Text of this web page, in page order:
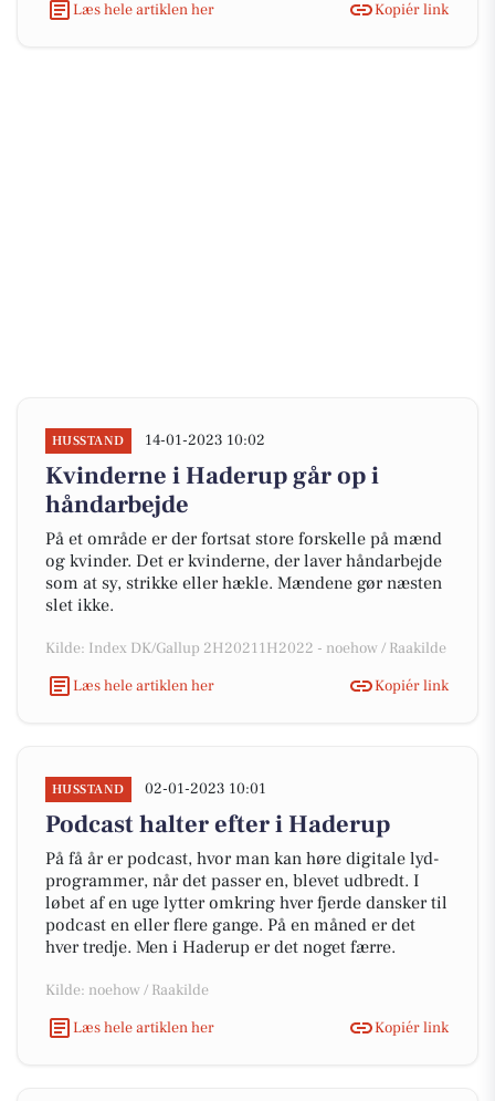
Læs hele artiklen her Kopiér link
HUSSTAND 14-01-2023 10:02
Kvinderne i Haderup går op i
håndarbejde
På et område er der fortsat store forskelle på mænd
og kvinder. Det er kvinderne, der laver håndarbejde
som at sy, strikke eller hækle. Mændene gør næsten
slet ikke.
Kilde: Index DK/Gallup 2H20211H2022 - noehow / Raakilde
Læs hele artiklen her
Kopiér link
HUSSTAND 02-01-2023 10:01
Podcast halter efter i Haderup
På få år er podcast, hvor man kan høre digitale lyd-
programmer, når det passer en, blevet udbredt. I
løbet af en uge lytter omkring hver fjerde dansker til
podcast en eller flere gange. På en måned er det
hver tredje. Men i Haderup er det noget færre.
Kilde: noehow / Raakilde
Læs hele artiklen her
Kopiér link